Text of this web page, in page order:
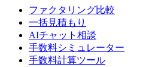
ファクタリング比較
一括見積もり
AIチャット相談
手数料シミュレーター
手数料計算ツール